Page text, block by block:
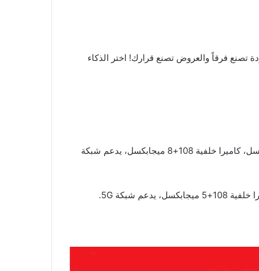
ذاكرة 256 جيجا، رام 8 جيجا، بطارية 5520 مللي أمبير، شاشة 6.77 إنش، كاميرا أمامية 20 ميجابكسل، كاميرا خلفية 108+8 ميجابكسل، يدعم شبكة